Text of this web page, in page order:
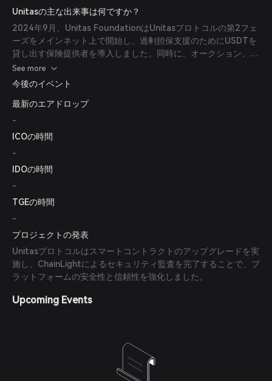
Unitasの主な出来事は何ですか？
2024年9月、Unitas FoundationはUnitasプロトコルの第2フェ
ーズをメインネット上で開始し、過剰担保支援のためにUSDTを
貸し出す保険提供者を導入しました。同時に、オークション、利
益分配、IP関連の特典を含む4REXのトークノミクスシステムが
稼働を開始しました。
See more
今後のイベント
最新のエアドロップ
-
ICOの時間
-
IDOの時間
-
TGEの時間
-
プロジェクトの発表
Unitasプロトコルはスマートコントラクトのアップグレードを実
施し、ChainLightによるセキュリティ監査を完了することで、プ
ラットフォームの安全性と信頼性を強化しました。
Upcoming Events